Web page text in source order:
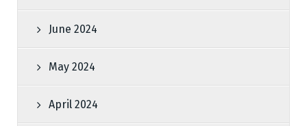
June 2024
May 2024
April 2024